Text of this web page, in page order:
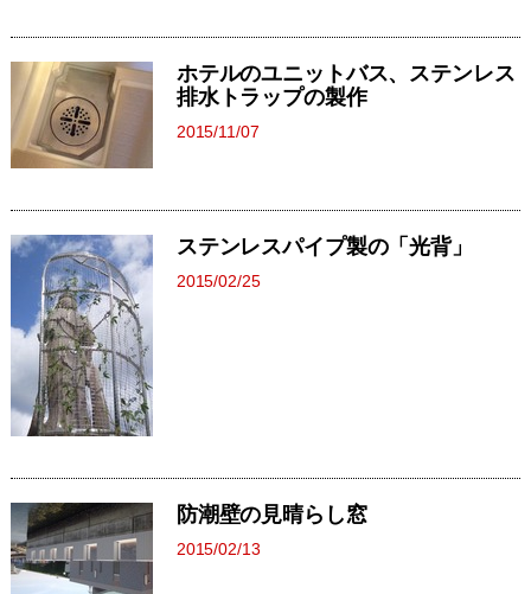
ホテルのユニットバス、ステンレス
排水トラップの製作
2015/11/07
ステンレスパイプ製の「光背」
2015/02/25
防潮壁の見晴らし窓
2015/02/13